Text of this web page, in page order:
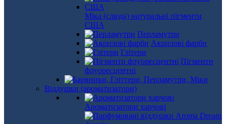
Міка (слюда) натуральні пігменти
США
Перламутри
Акрилові фарби
Глітери
Пігменти
флуоресцентні
Віддушки (ароматизатори)
Ароматизатори харчові